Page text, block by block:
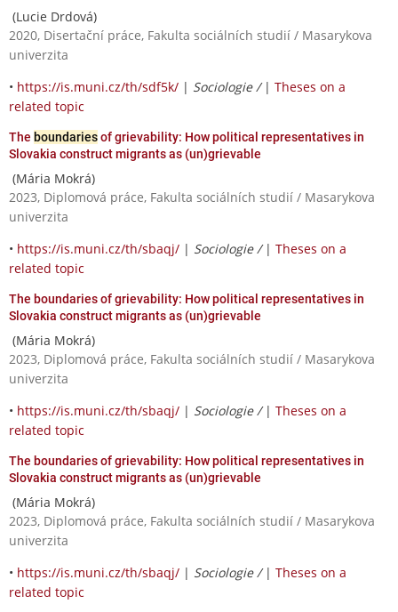
(Lucie Drdová)
2020, Disertační práce, Fakulta sociálních studií / Masarykova
univerzita
• https://is.muni.cz/th/sdf5k/ | Sociologie / | Theses on a
related topic
The boundariesof grievability: How political representatives in
Slovakia construct migrants as (un)grievable
(Mária Mokrá)
2023, Diplomová práce, Fakulta sociálních studií / Masarykova
univerzita
• https://is.muni.cz/th/sbaqj/ | Sociologie / | Theses on a
related topic
The boundaries of grievability: How political representatives in
Slovakia construct migrants as (un)grievable
(Mária Mokrá)
2023, Diplomová práce, Fakulta sociálních studií / Masarykova
univerzita
• https://is.muni.cz/th/sbaqj/ | Sociologie / | Theses on a
related topic
The boundaries of grievability: How political representatives in
Slovakia construct migrants as (un)grievable
(Mária Mokrá)
2023, Diplomová práce, Fakulta sociálních studií / Masarykova
univerzita
• https://is.muni.cz/th/sbaqj/ | Sociologie / | Theses on a
related topic